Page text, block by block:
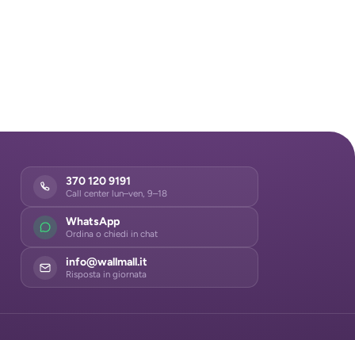
370 120 9191
Call center lun–ven, 9–18
WhatsApp
Ordina o chiedi in chat
info@wallmall.it
Risposta in giornata